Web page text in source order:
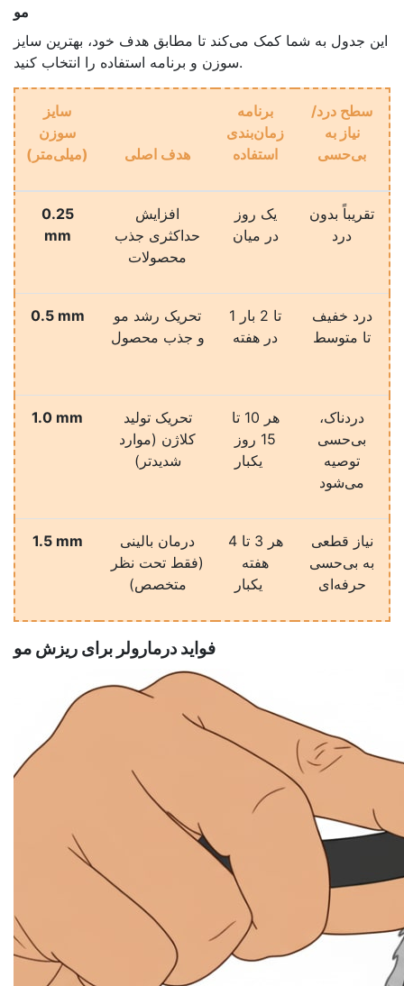
مو
این جدول به شما کمک می‌کند تا مطابق هدف خود، بهترین سایز
سوزن و برنامه استفاده را انتخاب کنید.
سایز
سوزن
(میلی‌متر)
هدف اصلی
برنامه
زمان‌بندی
استفاده
سطح درد/
نیاز به
بی‌حسی
0.25
mm
افزایش
حداکثری جذب
محصولات
یک روز
در میان
تقریباً بدون
درد
0.5 mm
تحریک رشد مو
و جذب محصول
1 تا 2 بار
در هفته
درد خفیف
تا متوسط
1.0 mm
تحریک تولید
کلاژن (موارد
شدیدتر)
هر 10 تا
15 روز
دردناک،
بی‌حسی
توصیه
می‌شود
1.5 mm
درمان بالینی
(فقط تحت نظر
متخصص)
هر 3 تا 4
هفته
نیاز قطعی
به بی‌حسی
حرفه‌ای
فواید درمارولر برای ریزش مو